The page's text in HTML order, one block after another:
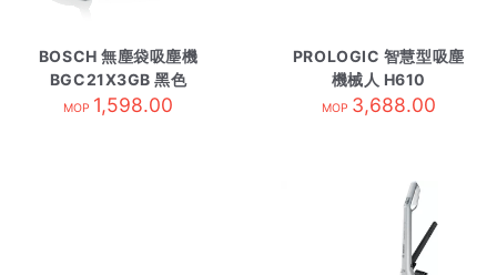
BOSCH 無塵袋吸塵機
BGC21X3GB 黑色
MOP 1,598.00
PROLOGIC 智慧型吸塵
機械人 H610
MOP 3,688.00